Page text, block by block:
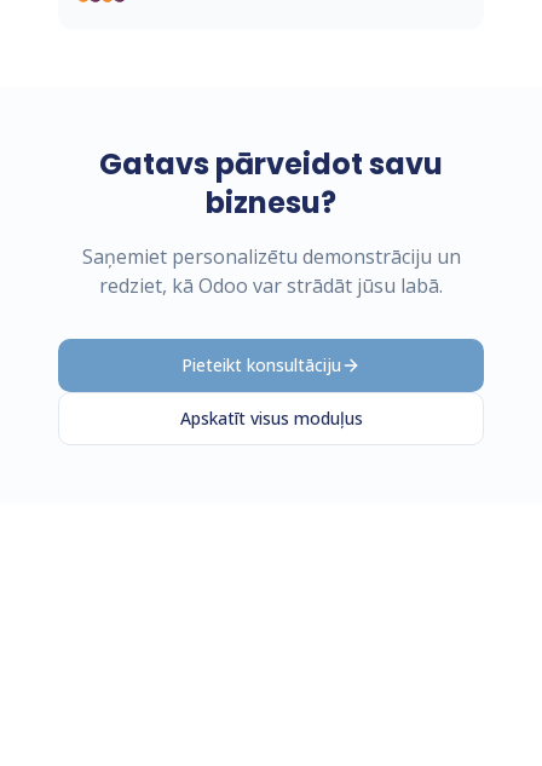
Gatavs pārveidot savu
biznesu?
Saņemiet personalizētu demonstrāciju un
redziet, kā Odoo var strādāt jūsu labā.
Pieteikt konsultāciju
Apskatīt visus moduļus